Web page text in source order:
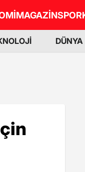
MAGAZİNSPOR
DÜNYA